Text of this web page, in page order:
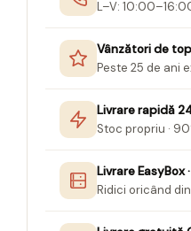
Etichete scolare
Stickere scolare
Seturi scolare
Plastilina, Planseta
Radiera
Socotitoare, Betisoare
Carti de Colorat pentru
Carti Educative
L–V:
Vânzători de top
Peste 25 de ani
Livrare rapidă
Stoc propriu ·
Livrare EasyBox
Ridici oricând